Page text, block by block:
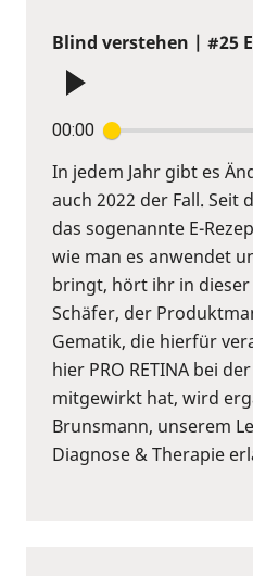
Blind verstehen | #25
00:00
In jedem Jahr gibt es
auch 2022 der Fall. Seit
das sogenannte E-
wie man es anwendet
bringt, hört ihr in dieser
Schäfer, der
Gematik, die hierfür
hier PRO RETINA bei
mitgewirkt hat, wird
Brunsmann, unserem
Diagnose & Therapie